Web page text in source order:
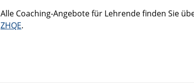
Alle Coaching-Angebote für Lehrende finden Sie
ZHQE.